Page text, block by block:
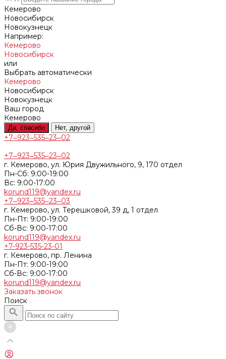
Кемерово
Новосибирск
Новокузнецк
Например:
Кемерово
Новосибирск
или
Выбрать автоматически
Кемерово
Новосибирск
Новокузнецк
Ваш город
Кемерово
Да, спасибо Нет, другой
+7‒923‒535‒23‒02
+7‒923‒535‒23‒02
г. Кемерово, ул. Юрия Двужильного, 9, 170 отдел
Пн-Сб: 9:00-19:00
Вс: 9:00-17:00
korund119@yandex.ru
+7‒923‒535‒23‒03
г. Кемерово, ул. Терешковой, 39 д, 1 отдел
Пн-Пт: 9:00-19:00
Cб-Вс: 9:00-17:00
korund119@yandex.ru
+7-923-535-23-01
г. Кемерово, пр. Ленина
Пн-Пт: 9:00-19:00
Cб-Вс: 9:00-17:00
korund119@yandex.ru
Заказать звонок
Поиск